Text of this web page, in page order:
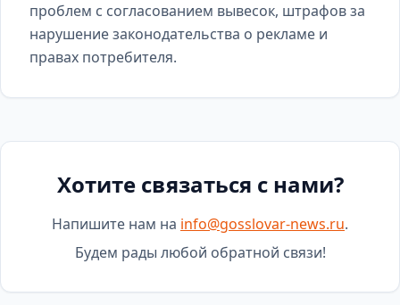
проблем с согласованием вывесок, штрафов за
нарушение законодательства о рекламе и
правах потребителя.
Хотите связаться с нами?
Напишите нам на info@gosslovar-news.ru.
Будем рады любой обратной связи!